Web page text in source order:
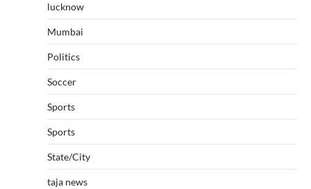
lucknow
Mumbai
Politics
Soccer
Sports
Sports
State/City
taja news